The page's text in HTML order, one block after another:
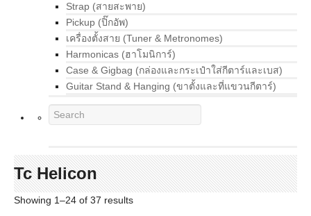
Strap (สายสะพาย)
Pickup (ปิ๊กอัพ)
เครื่องตั้งสาย (Tuner & Metronomes)
Harmonicas (ฮาโมนิการ์)
Case & Gigbag (กล่องและกระเป๋าใส่กีตาร์และเบส)
Guitar Stand & Hanging (ขาตั้งและที่แขวนกีตาร์)
Tc Helicon
Showing 1–24 of 37 results